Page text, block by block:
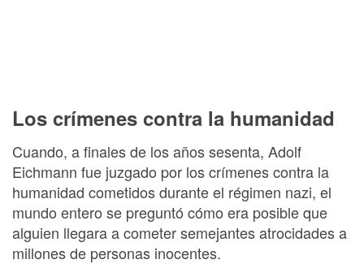
Los crímenes contra la humanidad
Cuando, a finales de los años sesenta, Adolf
Eichmann fue juzgado por los crímenes contra la
humanidad cometidos durante el régimen nazi, el
mundo entero se preguntó cómo era posible que
alguien llegara a cometer semejantes atrocidades a
millones de personas inocentes.